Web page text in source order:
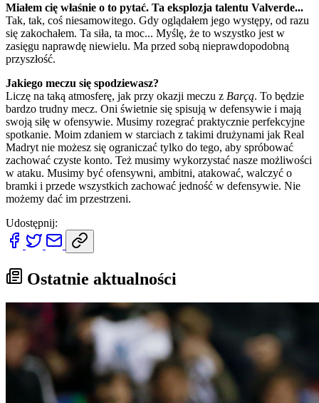
Miałem cię właśnie o to pytać. Ta eksplozja talentu Valverde...
Tak, tak, coś niesamowitego. Gdy oglądałem jego występy, od razu
się zakochałem. Ta siła, ta moc... Myślę, że to wszystko jest w
zasięgu naprawdę niewielu. Ma przed sobą nieprawdopodobną
przyszłość.
Jakiego meczu się spodziewasz?
Liczę na taką atmosferę, jak przy okazji meczu z Barçą. To będzie
bardzo trudny mecz. Oni świetnie się spisują w defensywie i mają
swoją siłę w ofensywie. Musimy rozegrać praktycznie perfekcyjne
spotkanie. Moim zdaniem w starciach z takimi drużynami jak Real
Madryt nie możesz się ograniczać tylko do tego, aby spróbować
zachować czyste konto. Też musimy wykorzystać nasze możliwości
w ataku. Musimy być ofensywni, ambitni, atakować, walczyć o
bramki i przede wszystkich zachować jedność w defensywie. Nie
możemy dać im przestrzeni.
Udostępnij:
Ostatnie aktualności